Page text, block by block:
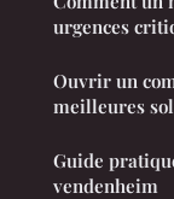
urgences
Ouvrir un
meilleures
Guide
vendenheim